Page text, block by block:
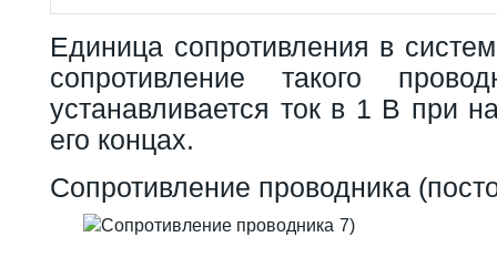
Единица сопротивления в
сопротивление такого
устанавливается ток в 1 В при
его концах.
Сопротивление проводника
7)